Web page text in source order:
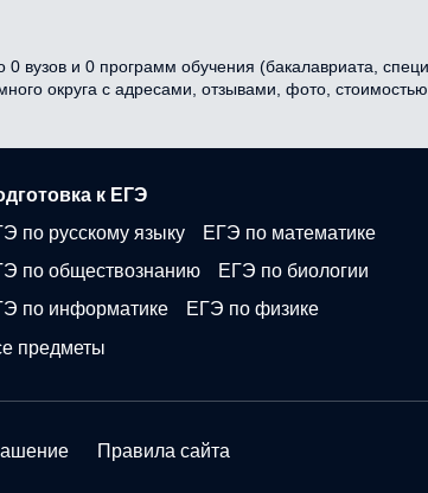
вузов и 0 программ обучения (бакалавриата,
округа с адресами, отзывами, фото,
к ЕГЭ
по русскому языку
ЕГЭ по математике
по обществознанию
ЕГЭ по биологии
по информатике
ЕГЭ по физике
предметы
Правила сайта